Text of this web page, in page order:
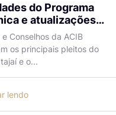
do Programa
e atualizações
Aeroporto de
são temas de
na ACIB
Conselhos da ACIB
os principais pleitos do
e o...
lendo